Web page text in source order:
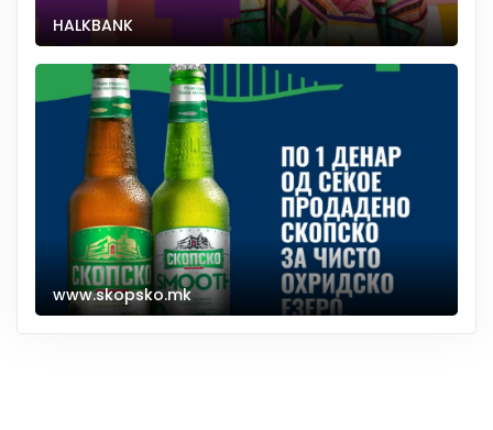
HALKBANK
www.skopsko.mk